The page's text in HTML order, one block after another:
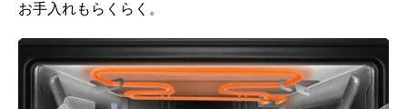
お手入れもらくらく。